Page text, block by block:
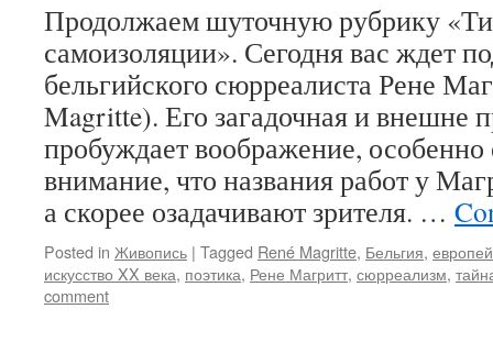
Продолжаем шуточную рубрику
самоизоляции». Сегодня вас ждет
бельгийского сюрреалиста Рене
Magritte). Его загадочная и внешне
пробуждает воображение,
внимание, что названия работ у
а скорее озадачивают зрителя. …
Posted in Живопись | Tagged René Magritte, Бельгия,
искусство XX века, поэтика, Рене Магритт, сюрреализм,
comment